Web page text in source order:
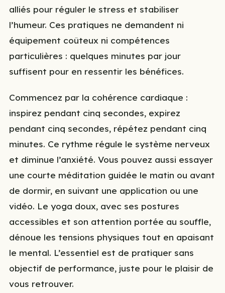
alliés pour réguler le stress et stabiliser
l’humeur. Ces pratiques ne demandent ni
équipement coûteux ni compétences
particulières : quelques minutes par jour
suffisent pour en ressentir les bénéfices.
Commencez par la cohérence cardiaque :
inspirez pendant cinq secondes, expirez
pendant cinq secondes, répétez pendant cinq
minutes. Ce rythme régule le système nerveux
et diminue l’anxiété. Vous pouvez aussi essayer
une courte méditation guidée le matin ou avant
de dormir, en suivant une application ou une
vidéo. Le yoga doux, avec ses postures
accessibles et son attention portée au souffle,
dénoue les tensions physiques tout en apaisant
le mental. L’essentiel est de pratiquer sans
objectif de performance, juste pour le plaisir de
vous retrouver.